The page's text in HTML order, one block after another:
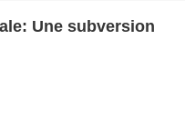
Une subversion